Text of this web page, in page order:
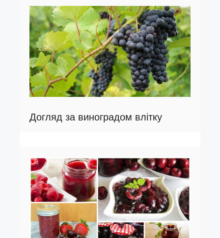
Догляд за виноградом влітку